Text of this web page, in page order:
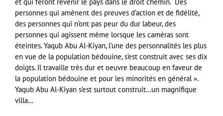
personnes qui amènent des preuves d’action et de fidélité,
des personnes qui n’ont pas peur du dur labeur, des
personnes qui agissent même lorsque les caméras sont
éteintes. Yaqub Abu Al-Kiyan, l’une des personnalités les plus
en vue de la population bédouine, s’est construit avec ses dix
doigts. Il travaille très dur et oeuvre beaucoup en faveur de
la population bédouine et pour les minorités en général ».
Yaqub Abu Al-Kiyan s’est surtout construit…un magnifique
villa…